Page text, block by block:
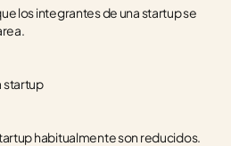
los integrantes de una startup se
startup
habitualmente son reducidos.